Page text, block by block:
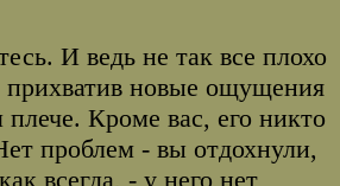
И ведь не так все плохо
прихватив новые ощущения
Кроме вас, его никто
проблем - вы отдохнули,
всегда, - у него нет